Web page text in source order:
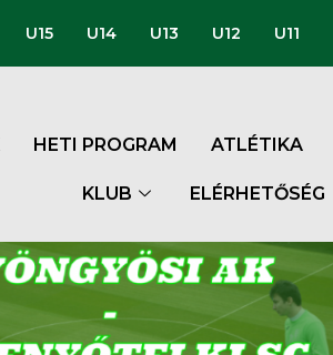
U15 U14 U13 U12 U11
HETI PROGRAM ATLÉTIKA
KLUB ELÉRHETŐSÉG